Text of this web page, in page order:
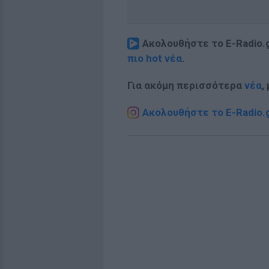
Ακολουθήστε το E-
πιο hot νέα.
Για ακόμη περισσότερα νέα,
Ακολουθήστε το E-